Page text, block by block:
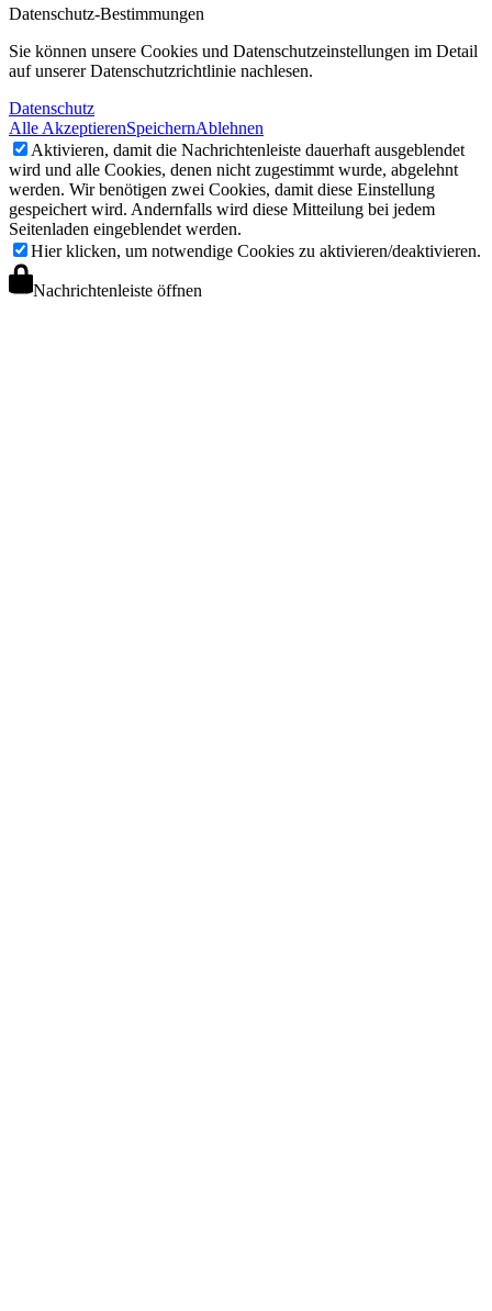
Datenschutz-Bestimmungen
Sie können unsere Cookies und Datenschutzeinstellungen im Detail
auf unserer Datenschutzrichtlinie nachlesen.
Datenschutz
Alle AkzeptierenSpeichernAblehnen
Aktivieren, damit die Nachrichtenleiste dauerhaft ausgeblendet
wird und alle Cookies, denen nicht zugestimmt wurde, abgelehnt
werden. Wir benötigen zwei Cookies, damit diese Einstellung
gespeichert wird. Andernfalls wird diese Mitteilung bei jedem
Seitenladen eingeblendet werden.
Hier klicken, um notwendige Cookies zu aktivieren/deaktivieren.
Nachrichtenleiste öffnen